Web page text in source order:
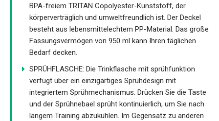
BPA-freiem TRITAN Copolyester-Kunststoff, der
körperverträglich und umweltfreundlich ist. Der Deckel
besteht aus lebensmittelechtem PP-Material. Das große
Fassungsvermögen von 950 ml kann Ihren täglichen
Bedarf decken.
SPRÜHFLASCHE: Die Trinkflasche mit sprühfunktion
verfügt über ein einzigartiges Sprühdesign mit
integriertem Sprühmechanismus. Drücken Sie die Taste
und der Sprühnebael sprüht kontinuierlich, um Sie nach
langem Training abzukühlen. Im Gegensatz zu anderen